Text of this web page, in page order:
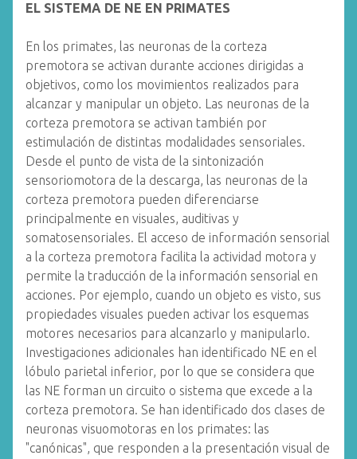
EL SISTEMA DE NE EN PRIMATES
En los primates, las neuronas de la corteza
premotora se activan durante acciones dirigidas a
objetivos, como los movimientos realizados para
alcanzar y manipular un objeto. Las neuronas de la
corteza premotora se activan también por
estimulación de distintas modalidades sensoriales.
Desde el punto de vista de la sintonización
sensoriomotora de la descarga, las neuronas de la
corteza premotora pueden diferenciarse
principalmente en visuales, auditivas y
somatosensoriales. El acceso de información sensorial
a la corteza premotora facilita la actividad motora y
permite la traducción de la información sensorial en
acciones. Por ejemplo, cuando un objeto es visto, sus
propiedades visuales pueden activar los esquemas
motores necesarios para alcanzarlo y manipularlo.
Investigaciones adicionales han identificado NE en el
lóbulo parietal inferior, por lo que se considera que
las NE forman un circuito o sistema que excede a la
corteza premotora. Se han identificado dos clases de
neuronas visuomotoras en los primates: las
"canónicas", que responden a la presentación visual de